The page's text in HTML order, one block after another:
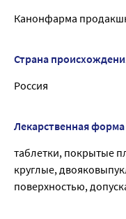
Канонфарма
Страна
Россия
Лекарственная форма
таблетки, покрытые
круглые,
поверхностью,